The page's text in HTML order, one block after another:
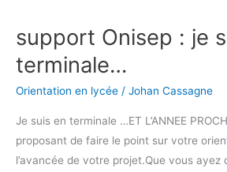
support Onisep : je
terminale…
Orientation en lycée / Johan Cassagne
Je suis en terminale …ET L’ANNEE
proposant de faire le point sur votre
l’avancée de votre projet.Que vous ayez
support
Onisep :
je
suis